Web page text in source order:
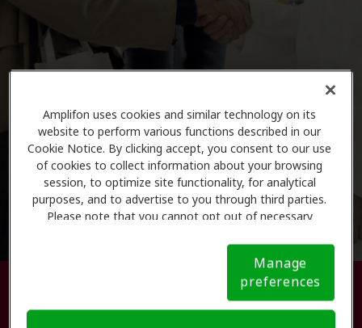
Amplifon uses cookies and similar technology on its
website to perform various functions described in our
Cookie Notice. By clicking accept, you consent to our use
of cookies to collect information about your browsing
session, to optimize site functionality, for analytical
purposes, and to advertise to you through third parties.
Please note that you cannot opt out of necessary
Notice (link here below). If you are using an opt-out
preference signal, we will honor that signal. Cookie
Manage
preferences
Busque su centro de atención
auditiva.